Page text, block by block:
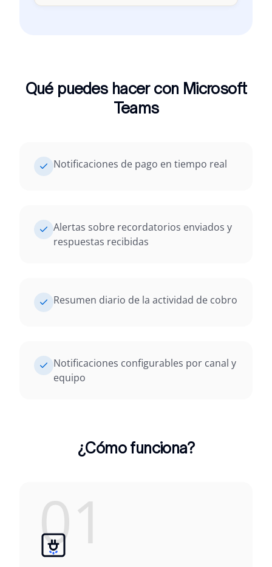
Qué puedes hacer con Microsoft
Teams
Notificaciones de pago en tiempo real
Alertas sobre recordatorios enviados y
respuestas recibidas
Resumen diario de la actividad de cobro
Notificaciones configurables por canal y
equipo
¿Cómo funciona?
01